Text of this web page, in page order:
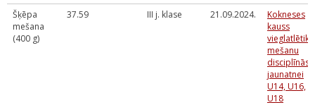
Šķēpa
mešana
(400 g)
37.59 III j. klase 21.09.2024.
Kokneses
kauss
mešanu
disciplīnās
jaunatnei
U14, U16,
U18